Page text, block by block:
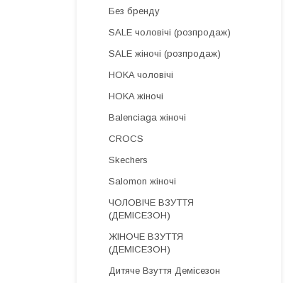
Без бренду
SALE чоловічі (розпродаж)
SALE жіночі (розпродаж)
HOKA чоловічі
HOKA жіночі
Balenciaga жіночі
CROCS
Skechers
Salomon жіночі
ЧОЛОВІЧЕ ВЗУТТЯ
(ДЕМІСЕЗОН)
ЖІНОЧЕ ВЗУТТЯ
(ДЕМІСЕЗОН)
Дитяче Взуття Демісезон